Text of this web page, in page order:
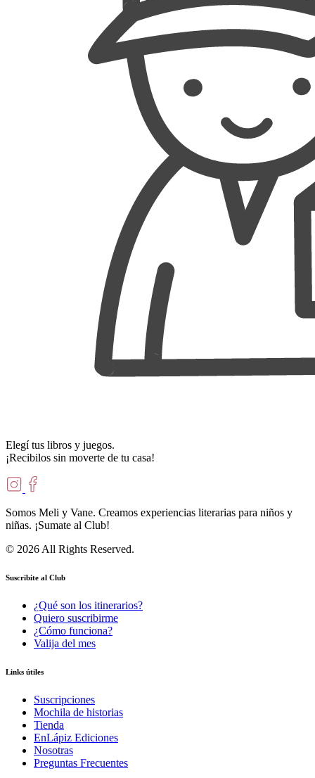
Elegí tus libros y juegos.
¡Recibilos sin moverte de tu casa!
Somos Meli y Vane. Creamos experiencias literarias para niños y
niñas. ¡Sumate al Club!
© 2026 All Rights Reserved.
Suscribite al Club
¿Qué son los itinerarios?
Quiero suscribirme
¿Cómo funciona?
Valija del mes
Links útiles
Suscripciones
Mochila de historias
Tienda
EnLápiz Ediciones
Nosotras
Preguntas Frecuentes